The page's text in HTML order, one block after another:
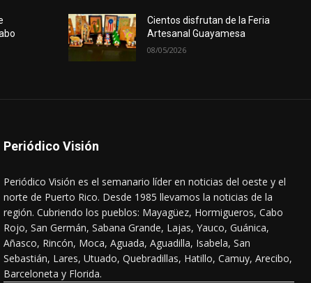
Cientos disfrutan de la Feria
Artesanal Guayamesa
08/05/2026
Periódico Visión
Periódico Visión es el semanario líder en noticias del oeste y el
norte de Puerto Rico. Desde 1985 llevamos la noticias de la
región. Cubriendo los pueblos: Mayagüez, Hormigueros, Cabo
Rojo, San Germán, Sabana Grande, Lajas, Yauco, Guánica,
Añasco, Rincón, Moca, Aguada, Aguadilla, Isabela, San
Sebastián, Lares, Utuado, Quebradillas, Hatillo, Camuy, Arecibo,
Barceloneta y Florida.